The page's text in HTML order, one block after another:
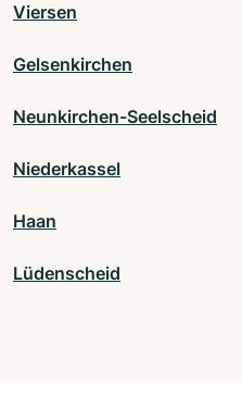
Viersen
Gelsenkirchen
Neunkirchen-Seelscheid
Niederkassel
Haan
Lüdenscheid